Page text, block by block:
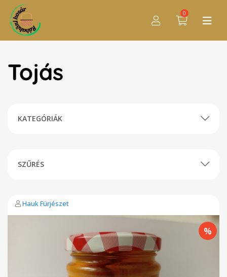
0
Tojás
KATEGÓRIÁK
SZŰRÉS
Hauk Fürjészet